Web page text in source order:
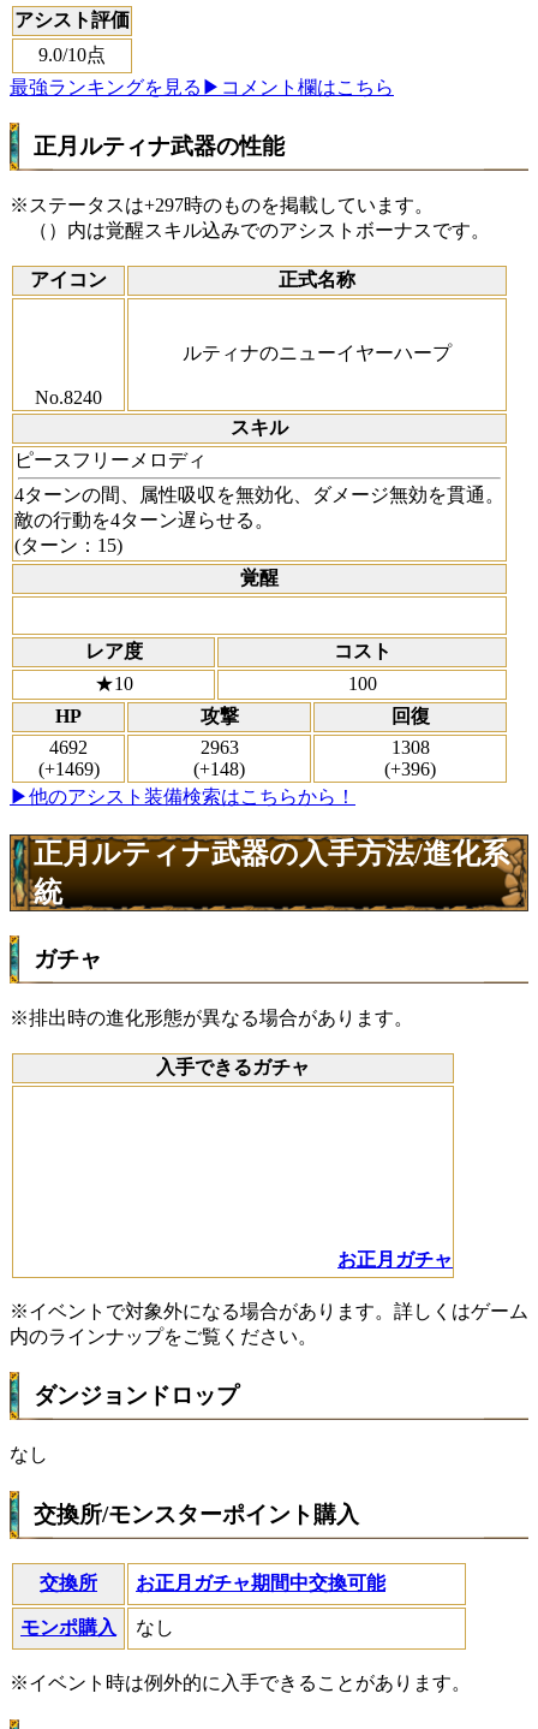
アシスト評価
9.0/10点
最強ランキングを見る ▶コメント欄はこちら
正月ルティナ武器の性能
※ステータスは+297時のものを掲載しています。
（）内は覚醒スキル込みでのアシストボーナスです。
アイコン 正式名称
No.8240
ルティナのニューイヤーハープ
スキル
ピースフリーメロディ
4ターンの間、属性吸収を無効化、ダメージ無効を貫通。
敵の行動を4ターン遅らせる。
(ターン：15)
覚醒
レア度
コスト
★10
100
HP
攻撃
回復
4692
(+1469)
2963
(+148)
1308
(+396)
▶他のアシスト装備検索はこちらから！
正月ルティナ武器の入手方法/進化系
統
ガチャ
※排出時の進化形態が異なる場合があります。
入手できるガチャ
お正月ガチャ
※イベントで対象外になる場合があります。詳しくはゲーム
内のラインナップをご覧ください。
ダンジョンドロップ
なし
交換所/モンスターポイント購入
交換所 お正月ガチャ期間中交換可能
モンポ購入 なし
※イベント時は例外的に入手できることがあります。